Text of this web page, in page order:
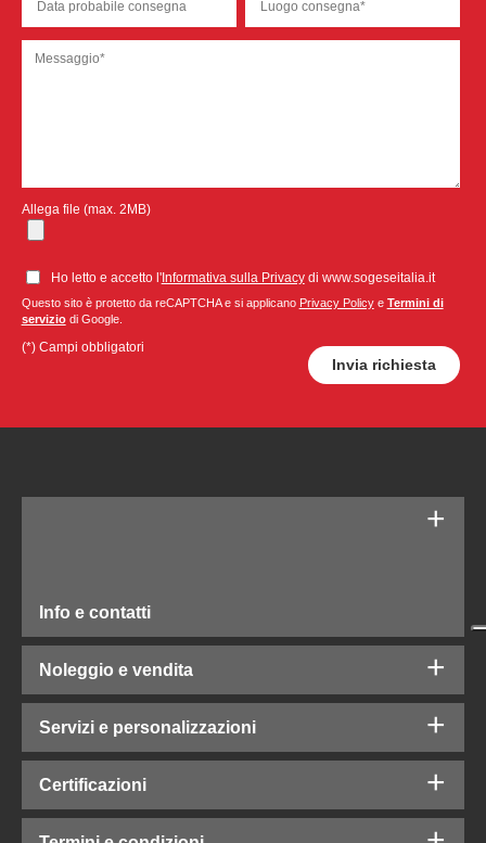
Allega file (max. 2MB)
Ho letto e accetto l'Informativa sulla Privacydi www.sogeseitalia.it
Questo sito è protetto da reCAPTCHA e si applicano Privacy Policye Termini di
serviziodi Google.
(*) Campi obbligatori
Info e contatti
Noleggio e vendita
Servizi e personalizzazioni
Certificazioni